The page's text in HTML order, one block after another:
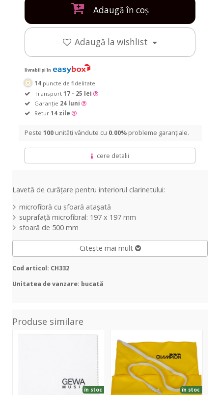
Adaugă în coș
Adaugă la wishlist
livrabil și în
14 puncte de fidelitate
Transport 17 - 25 lei
Garanție 24 luni
Retur 14 zile
Peste 100 unități vândute cu 0.00% probleme garanțiale.
cere detalii
Lavetă de curățare pentru interiorul clarinetului:
microfibră cu sfoară atașată
suprafață microfibral: 197 x 197 mm
sfoară de 500 mm
Citește mai mult
Cod articol: CH332
Unitatea de vanzare: bucată
Produse similare
în stoc
Pull
Through
în stoc